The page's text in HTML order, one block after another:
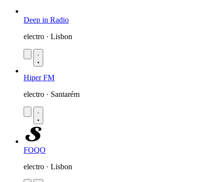
Deep in Radio
electro · Lisbon
Hiper FM
electro · Santarém
FOQO
electro · Lisbon